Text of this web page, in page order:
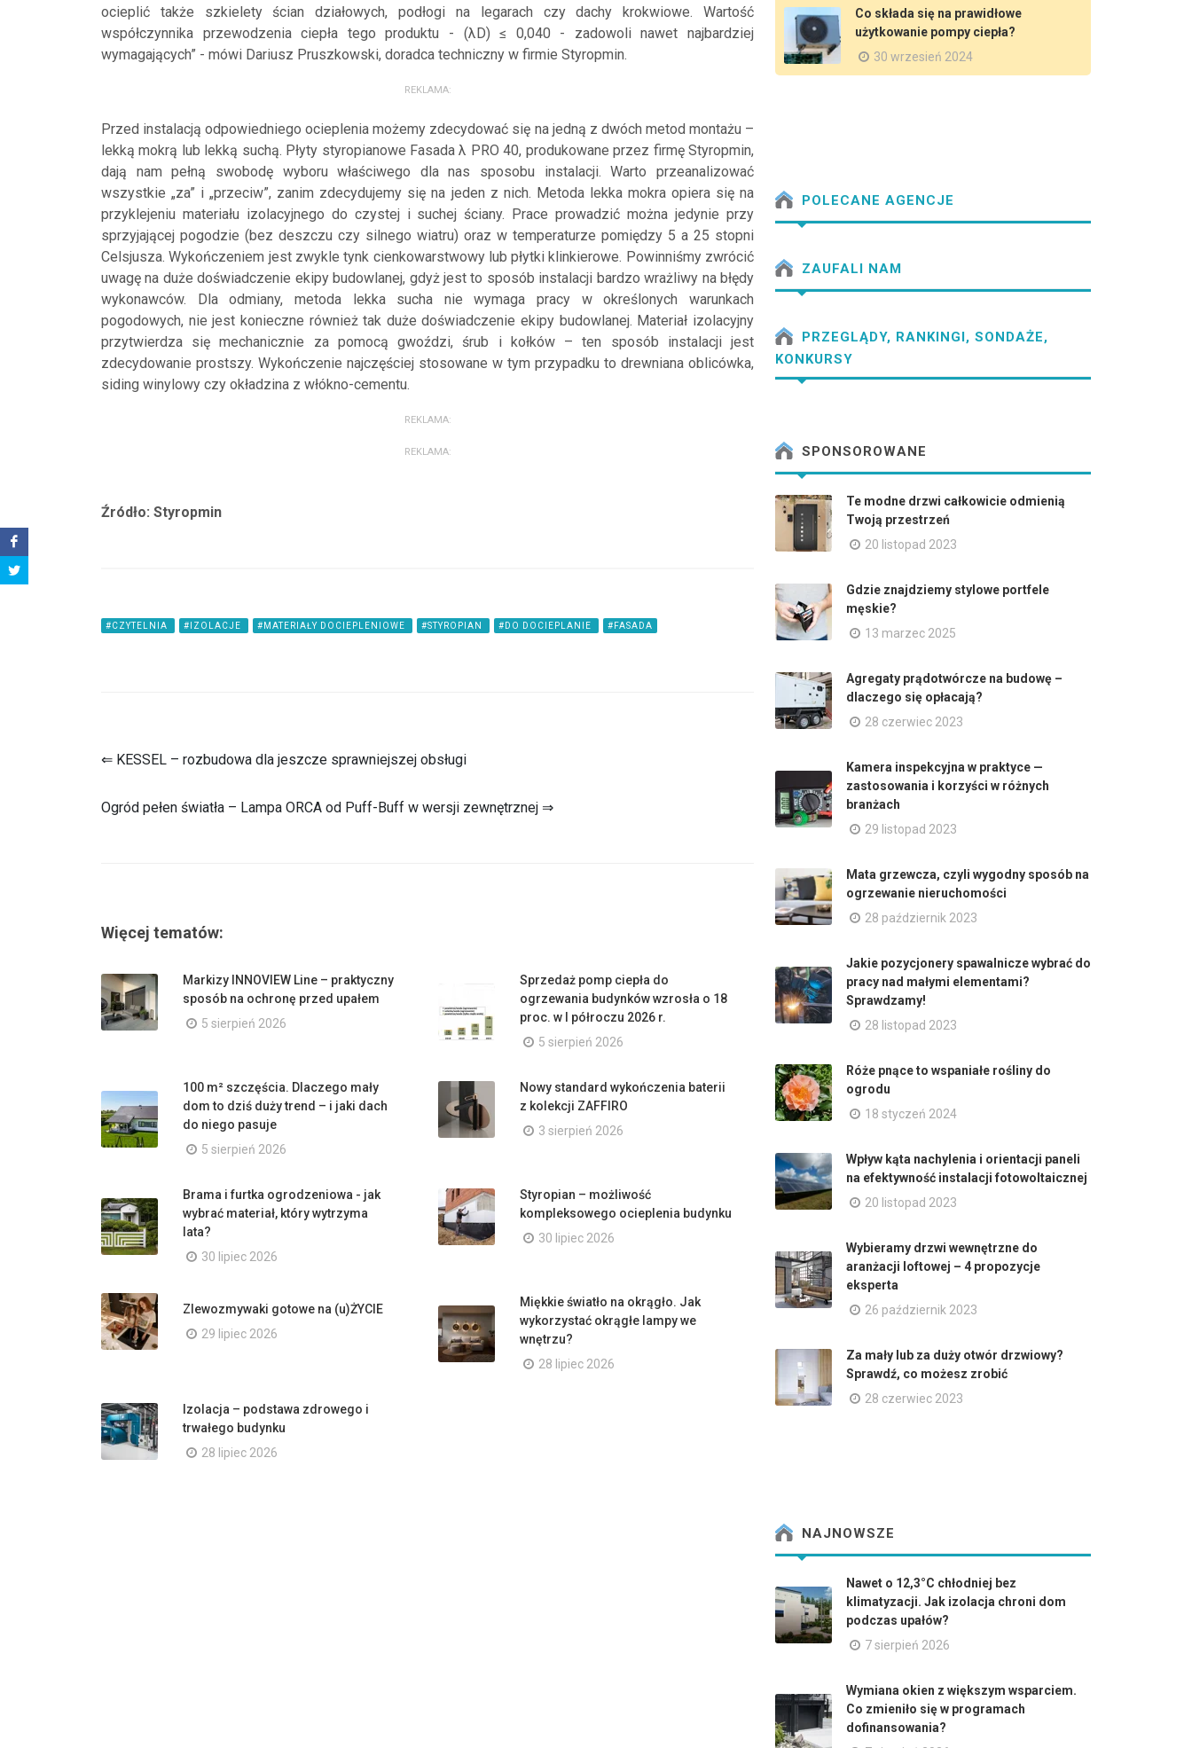
ocieplić także szkielety ścian działowych, podłogi na legarach czy dachy krokwiowe. Wartość
współczynnika przewodzenia ciepła tego produktu - (λD) ≤ 0,040 - zadowoli nawet najbardziej
wymagających” - mówi Dariusz Pruszkowski, doradca techniczny w firmie Styropmin.
REKLAMA:
Przed instalacją odpowiedniego ocieplenia możemy zdecydować się na jedną z dwóch metod montażu –
lekką mokrą lub lekką suchą. Płyty styropianowe Fasada λ PRO 40, produkowane przez firmę Styropmin,
dają nam pełną swobodę wyboru właściwego dla nas sposobu instalacji. Warto przeanalizować
wszystkie „za” i „przeciw”, zanim zdecydujemy się na jeden z nich. Metoda lekka mokra opiera się na
przyklejeniu materiału izolacyjnego do czystej i suchej ściany. Prace prowadzić można jedynie przy
sprzyjającej pogodzie (bez deszczu czy silnego wiatru) oraz w temperaturze pomiędzy 5 a 25 stopni
Celsjusza. Wykończeniem jest zwykle tynk cienkowarstwowy lub płytki klinkierowe. Powinniśmy zwrócić
uwagę na duże doświadczenie ekipy budowlanej, gdyż jest to sposób instalacji bardzo wrażliwy na błędy
wykonawców. Dla odmiany, metoda lekka sucha nie wymaga pracy w określonych warunkach
pogodowych, nie jest konieczne również tak duże doświadczenie ekipy budowlanej. Materiał izolacyjny
przytwierdza się mechanicznie za pomocą gwoździ, śrub i kołków – ten sposób instalacji jest
zdecydowanie prostszy. Wykończenie najczęściej stosowane w tym przypadku to drewniana oblicówka,
siding winylowy czy okładzina z włókno-cementu.
REKLAMA:
REKLAMA:
Źródło: Styropmin
#CZYTELNIA #IZOLACJE #MATERIAŁY DOCIEPLENIOWE #STYROPIAN #DO DOCIEPLANIE #FASADA
⇐ KESSEL – rozbudowa dla jeszcze sprawniejszej obsługi
Ogród pełen światła – Lampa ORCA od Puff-Buff w wersji zewnętrznej ⇒
Więcej tematów:
Markizy INNOVIEW Line – praktyczny
sposób na ochronę przed upałem
5 sierpień 2026
Sprzedaż pomp ciepła do
ogrzewania budynków wzrosła o 18
proc. w I półroczu 2026 r.
5 sierpień 2026
100 m² szczęścia. Dlaczego mały
dom to dziś duży trend – i jaki dach
do niego pasuje
5 sierpień 2026
Nowy standard wykończenia baterii
z kolekcji ZAFFIRO
3 sierpień 2026
Brama i furtka ogrodzeniowa - jak
wybrać materiał, który wytrzyma
lata?
30 lipiec 2026
Styropian – możliwość
kompleksowego ocieplenia budynku
30 lipiec 2026
Zlewozmywaki gotowe na (u)ŻYCIE
29 lipiec 2026
Miękkie światło na okrągło. Jak
wykorzystać okrągłe lampy we
wnętrzu?
28 lipiec 2026
Izolacja – podstawa zdrowego i
trwałego budynku
28 lipiec 2026
Co składa się na prawidłowe
użytkowanie pompy ciepła?
30 wrzesień 2024
POLECANE AGENCJE
ZAUFALI NAM
PRZEGLĄDY, RANKINGI, SONDAŻE,
KONKURSY
SPONSOROWANE
Te modne drzwi całkowicie odmienią
Twoją przestrzeń
20 listopad 2023
Gdzie znajdziemy stylowe portfele
męskie?
13 marzec 2025
Agregaty prądotwórcze na budowę –
dlaczego się opłacają?
28 czerwiec 2023
Kamera inspekcyjna w praktyce —
zastosowania i korzyści w różnych
branżach
29 listopad 2023
Mata grzewcza, czyli wygodny sposób na
ogrzewanie nieruchomości
28 październik 2023
Jakie pozycjonery spawalnicze wybrać do
pracy nad małymi elementami?
Sprawdzamy!
28 listopad 2023
Róże pnące to wspaniałe rośliny do
ogrodu
18 styczeń 2024
Wpływ kąta nachylenia i orientacji paneli
na efektywność instalacji fotowoltaicznej
20 listopad 2023
Wybieramy drzwi wewnętrzne do
aranżacji loftowej – 4 propozycje
eksperta
26 październik 2023
Za mały lub za duży otwór drzwiowy?
Sprawdź, co możesz zrobić
28 czerwiec 2023
NAJNOWSZE
Nawet o 12,3°C chłodniej bez
klimatyzacji. Jak izolacja chroni dom
podczas upałów?
7 sierpień 2026
Wymiana okien z większym wsparciem.
Co zmieniło się w programach
dofinansowania?